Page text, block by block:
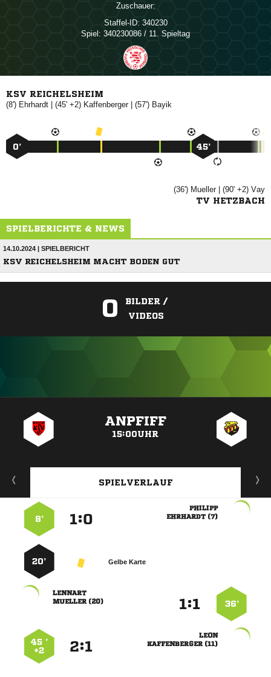
Zuschauer:
Staffel-ID: 340230
Spiel: 340230086 / 11. Spieltag
KSV REICHELSHEIM
(8')  | (45' +2) | (57') 
0’ 45’
(36') | (90' +2) 
TV HETZBACH
SPIELBERICHTE & NEWS
14.10.2024 | SPIELBERICHT
KSV REICHELSHEIM MACHT BODEN GUT
0
BILDER /
VIDEOS
ANPFIFF
15:00UHR
SPIELVERLAUF

 
:
8’
Gelbe Karte
20’
36’
:

 

 
:
45 ’
+2